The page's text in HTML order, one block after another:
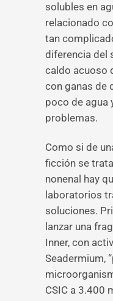
solubles en
relacionado
tan
diferencia del
caldo acuoso
con ganas de
poco de agua
problemas.
Como si de
ficción se
nonenal hay
laboratorios
soluciones.
lanzar una
Inner, con
Seadermium,
CSIC a 3.400